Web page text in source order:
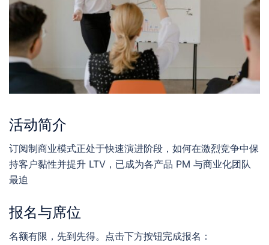
活动简介
订阅制商业模式正处于快速演进阶段，如何在激烈竞争中保
持客户黏性并提升 LTV，已成为各产品 PM 与商业化团队
最迫
报名与席位
名额有限，先到先得。点击下方按钮完成报名：